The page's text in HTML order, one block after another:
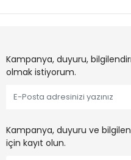
Kampanya, duyuru,
olmak istiyorum.
Kampanya, duyuru ve
için kayıt olun.